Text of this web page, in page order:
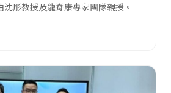
彤教授及龍脊康專家團隊親授。